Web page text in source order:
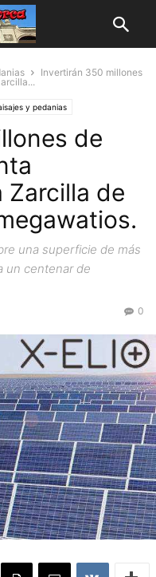
Invertirán 350 millones
y pedanias
de
de
una superficie de más
un centenar de
0